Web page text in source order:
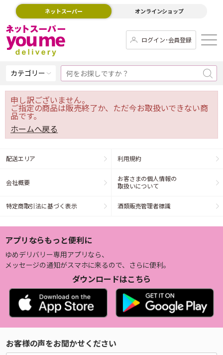
ネットスーパー オンラインショップ
ログイン･会員登録
カテゴリー
申し訳ございません。
ご指定の商品は販売終了か、ただ今お取扱いできない商
品です。
ホームへ戻る
配送エリア 利用規約
会社概要
お客さまの個人情報の
取扱いについて
特定商取引法に基づく表示 酒類販売管理者標識
アプリならもっと便利に
ゆめデリバリー専用アプリなら、
メッセージの通知がスマホに来るので、さらに便利。
ダウンロードはこちら
お客様の声をお聞かせください